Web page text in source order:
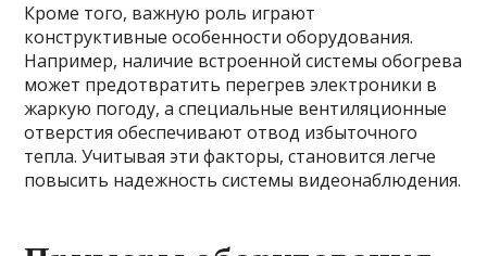
Кроме того, важную роль играют
конструктивные особенности оборудования.
Например, наличие встроенной системы обогрева
может предотвратить перегрев электроники в
жаркую погоду, а специальные вентиляционные
отверстия обеспечивают отвод избыточного
тепла. Учитывая эти факторы, становится легче
повысить надежность системы видеонаблюдения.